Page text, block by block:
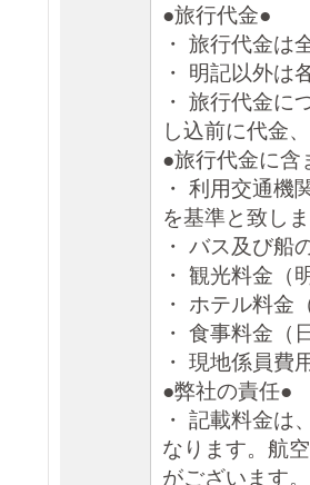
●旅行代金●
・ 旅行代金は
・ 明記以外
・ 旅行代金に
し込前に代金
●旅行代金に
・ 利用交通機
を基準と致し
・ バス及び船
・ 観光料金（
・ ホテル料金
・ 食事料金（
・ 現地係員費
●弊社の責任●
・ 記載料金は
なります。航
がございます